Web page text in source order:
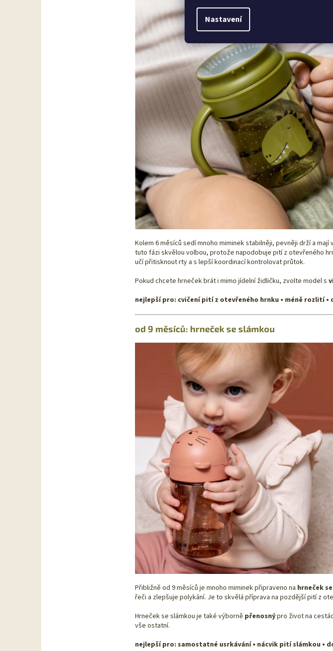
Nastavení
Kolem 6 měsíců sedí mnoho miminek stabilněji, pevněji drží a
tuto fázi skvělou volbou, protože napodobuje pití z otevřeného
učí přitisknout rty a s lepší koordinací kontrolovat průtok.
Pokud chcete hrneček brát i mimo jídelní židličku, zvolte model s
nejlepší pro: cvičení pití z otevřeného hrnku • méně rozlití •
od 9 měsíců: hrneček se slámkou
Přibližně od 9 měsíců je mnoho miminek připraveno na hrneček
řeči a zlepšuje polykání. Je to skvělá příprava na pozdější pití z
Hrneček se slámkou je také výborně přenosnýpro život na
vše ostatní.
nejlepší pro: samostatné usrkávání • nácvik pití slámkou •